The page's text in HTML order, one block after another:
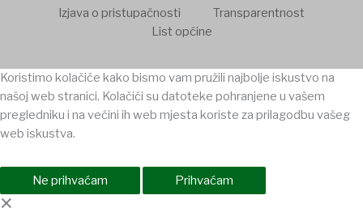
Izjava o pristupačnosti
Transparentnost
List općine
Koristimo kolačiće kako bismo vam pružili najbolje iskustvo na
našoj web stranici. Kolačići su datoteke pohranjene u vašem
pregledniku i na većini ih web mjesta koriste za prilagodbu vašeg
web iskustva.
Ne prihvaćam Prihvaćam